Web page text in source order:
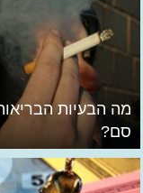
מה הבעיות
סם?